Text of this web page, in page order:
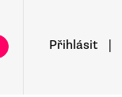
Přihlásit